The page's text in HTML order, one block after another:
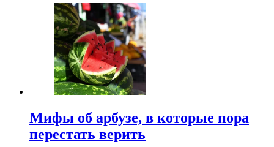
Мифы об арбузе, в которые пора
перестать верить